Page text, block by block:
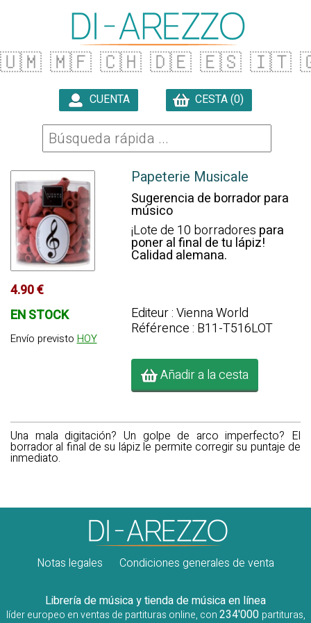
🇺🇲 🇲🇫 🇨🇭 🇩🇪 🇪🇸 🇮🇹
CUENTA CESTA (0)
4.90 €
EN STOCK
Envío previsto HOY
Papeterie Musicale
Sugerencia de borrador para
músico
¡Lote de 10 borradores para
poner al final de tu lápiz!
Calidad alemana.
Editeur : Vienna World
Référence : B11-T516LOT
Añadir a la cesta
Una mala digitación? Un golpe de arco imperfecto? El
borrador al final de su lápiz le permite corregir su puntaje de
inmediato.
Notas legales Condiciones generales de venta
Librería de música y tienda de música en línea
líder europeo en ventas de partituras online, con234'000 partituras,